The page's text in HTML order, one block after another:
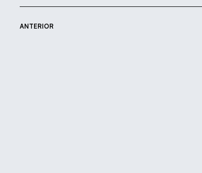
ANTERIOR